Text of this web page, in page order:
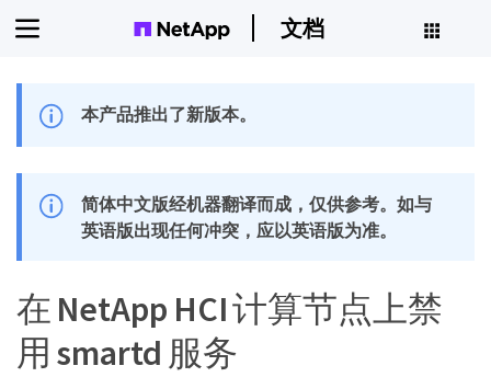
文档
本产品推出了新版本。
简体中文版经机器翻译而成，仅供参考。如与
英语版出现任何冲突，应以英语版为准。
在 NetApp HCI 计算节点上禁
用 smartd 服务